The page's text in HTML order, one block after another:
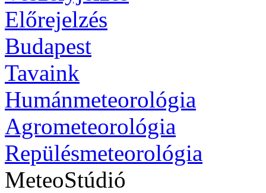
Előrejelzés
Budapest
Tavaink
Humánmeteorológia
Agrometeorológia
Repülésmeteorológia
MeteoStúdió